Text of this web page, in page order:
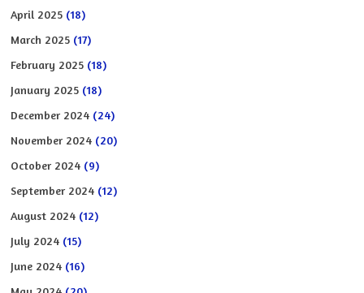
April 2025 (18)
March 2025 (17)
February 2025 (18)
January 2025 (18)
December 2024 (24)
November 2024 (20)
October 2024 (9)
September 2024 (12)
August 2024 (12)
July 2024 (15)
June 2024 (16)